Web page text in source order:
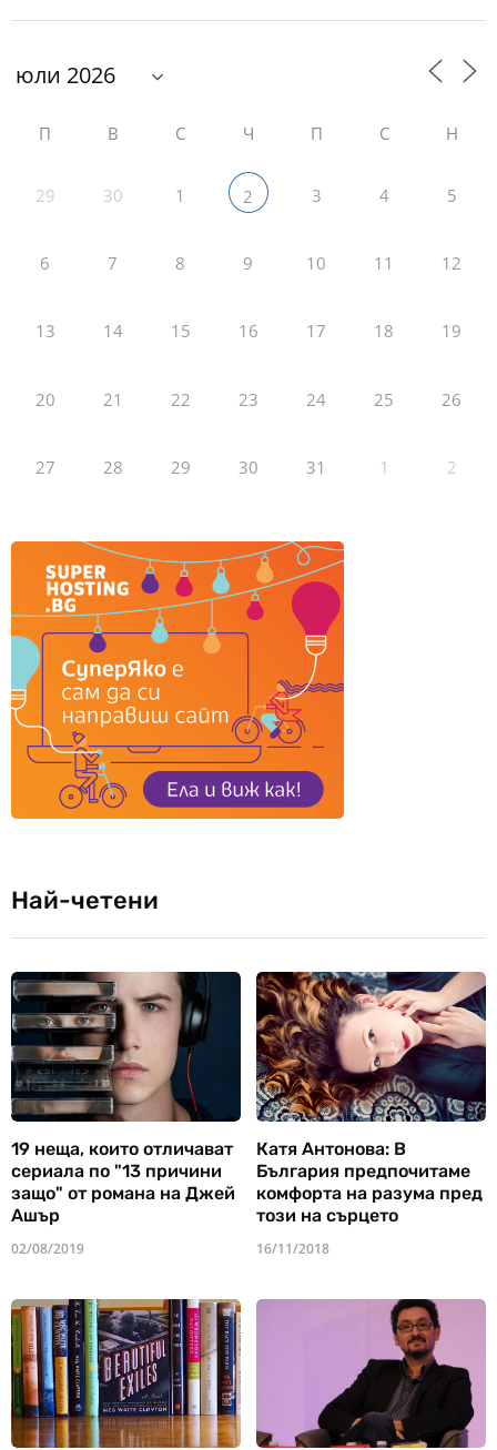
П В С Ч П С Н
29 30 1 2 3 4 5
6 7 8 9 10 11 12
13 14 15 16 17 18 19
20 21 22 23 24 25 26
27 28 29 30 31 1 2
Най-четени
19 неща, които отличават
сериала по "13 причини
защо" от романа на Джей
Ашър
02/08/2019
Катя Антонова: В
България предпочитаме
комфорта на разума пред
този на сърцето
16/11/2018